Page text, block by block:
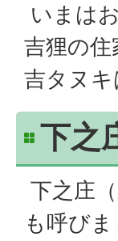
いまは
吉狸の
吉タヌ
下之
下之庄
も呼び